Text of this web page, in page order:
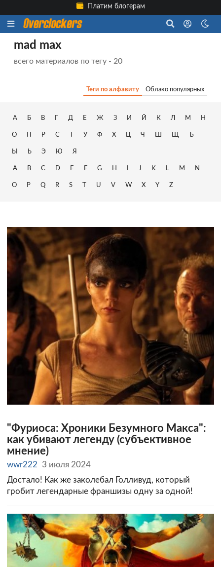
Платим блогерам
mad max
всего материалов по тегу - 20
Теги по алфавиту Облако популярных
А Б В Д Е Ж З И Й К Л М Н
О Р С У Ф Х Ц Ч Ш Щ Ъ
Ы Ь Э Ю Я
A B C D E F G H J K L M N
O P Q R S U V W X Y Z
"Фуриоса: Хроники Безумного Макса":
как убивают легенду (субъективное
мнение)
wwr222
3 июля 2024
Достало! Как же заколебал Голливуд, который
гробит легендарные франшизы одну за одной!